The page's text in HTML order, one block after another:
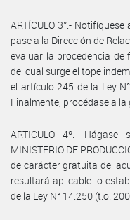
ARTÍCULO 3°.-
pase a la Dirección de
evaluar la procedencia de
del cual surge el tope
el artículo 245 de la Ley
Finalmente, procédase a
ARTICULO 4º.-
MINISTERIO DE
de carácter gratuita del
resultará aplicable lo
de la Ley N° 14.250 (t.o.